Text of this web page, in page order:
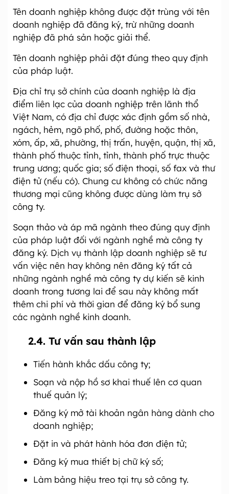
Tên doanh nghiệp không được đặt trùng với tên
doanh nghiệp đã đăng ký, trừ những doanh
nghiệp đã phá sản hoặc giải thể.
Tên doanh nghiệp phải đặt đúng theo quy định
của pháp luật.
Địa chỉ trụ sở chính của doanh nghiệp là địa
điểm liên lạc của doanh nghiệp trên lãnh thổ
Việt Nam, có địa chỉ được xác định gồm số nhà,
ngách, hẻm, ngõ phố, phố, đường hoặc thôn,
xóm, ấp, xã, phường, thị trấn, huyện, quận, thị xã,
thành phố thuộc tỉnh, tỉnh, thành phố trực thuộc
trung ương; quốc gia; số điện thoại, số fax và thư
điện tử (nếu có). Chung cư không có chức năng
thương mại cũng không được dùng làm trụ sở
công ty.
Soạn thảo và áp mã ngành theo đúng quy định
của pháp luật đối với ngành nghề mà công ty
đăng ký. Dịch vụ thành lập doanh nghiệp sẽ tư
vấn việc nên hay không nên đăng ký tất cả
những ngành nghề mà công ty dự kiến sẽ kinh
doanh trong tương lai để sau này không mất
thêm chi phí và thời gian để đăng ký bổ sung
các ngành nghề kinh doanh.
2.4. Tư vấn sau thành lập
Tiến hành khắc dấu công ty;
Soạn và nộp hồ sơ khai thuế lên cơ quan
thuế quản lý;
Đăng ký mở tài khoản ngân hàng dành cho
doanh nghiệp;
Đặt in và phát hành hóa đơn điện tử;
Đăng ký mua thiết bị chữ ký số;
Làm bảng hiệu treo tại trụ sở công ty.